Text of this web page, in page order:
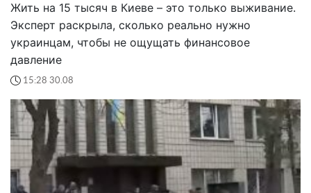
Жить на 15 тысяч в Киеве – это только выживание.
Эксперт раскрыла, сколько реально нужно
украинцам, чтобы не ощущать финансовое
давление
15:28 30.08